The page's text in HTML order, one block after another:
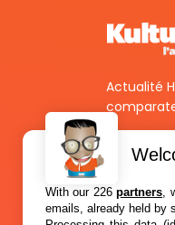
Actualité
With our 226partners,
emails, already held by